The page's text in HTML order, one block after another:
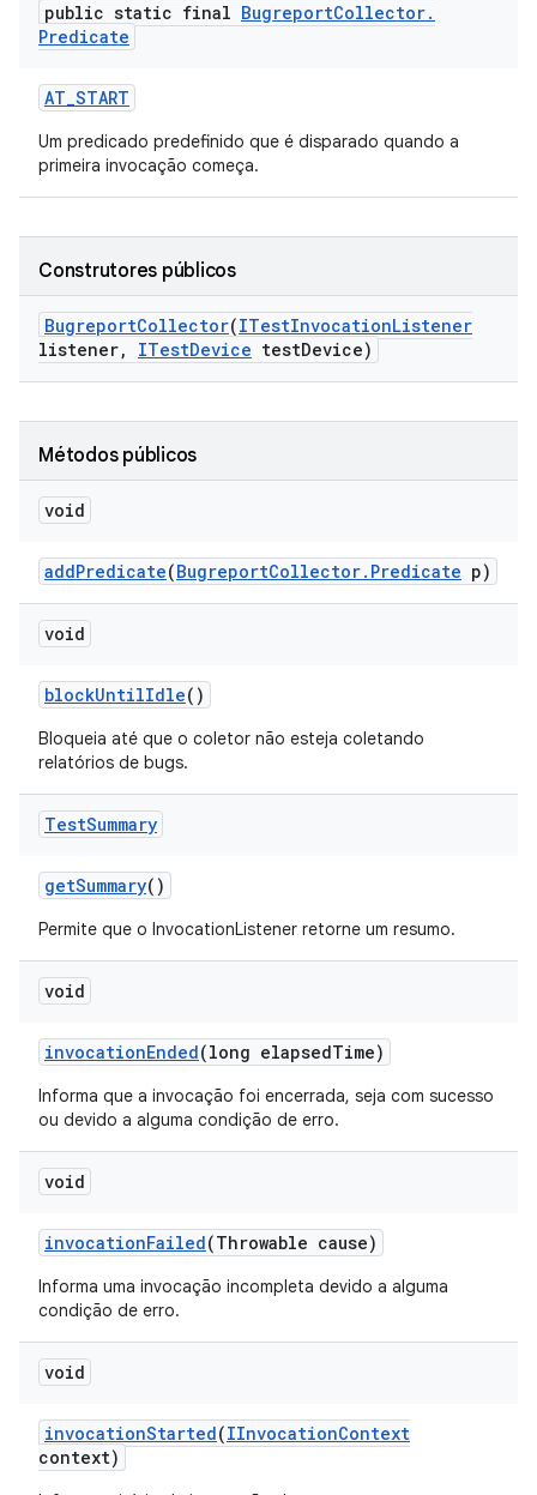
public static final BugreportCollector.
Predicate
AT_START
Um predicado predefinido que é disparado quando a
primeira invocação começa.
Construtores públicos
BugreportCollector(ITestInvocationListener
listener, ITestDevice testDevice)
Métodos públicos
void
addPredicate(BugreportCollector. Predicate p)
void
blockUntilIdle()
Bloqueia até que o coletor não esteja coletando
relatórios de bugs.
TestSummary
getSummary()
Permite que o InvocationListener retorne um resumo.
void
invocationEnded(long elapsedTime)
Informa que a invocação foi encerrada, seja com sucesso
ou devido a alguma condição de erro.
void
invocationFailed(Throwable cause)
Informa uma invocação incompleta devido a alguma
condição de erro.
void
invocationStarted(IInvocationContext
context)